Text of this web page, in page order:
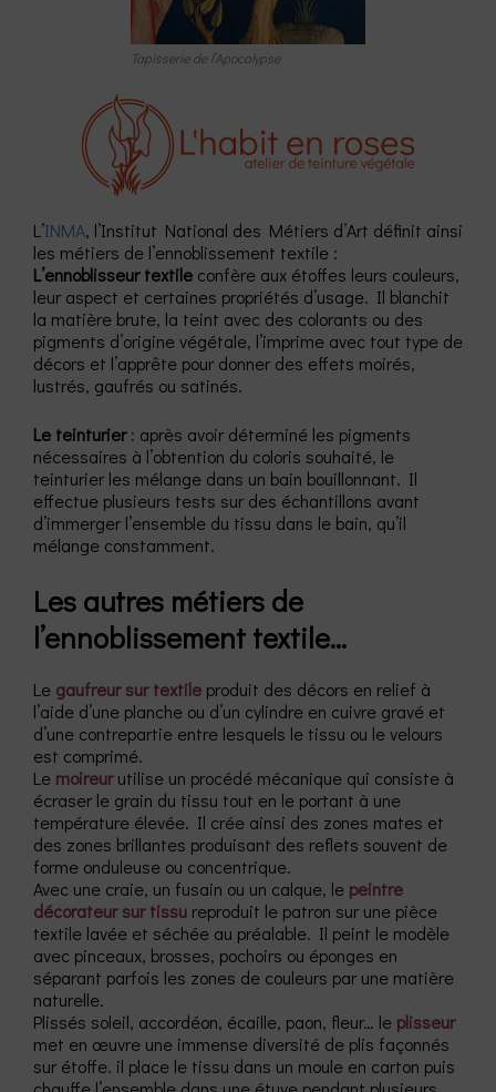
Tapisserie de l’Apocalypse
L’INMA, l’Institut National des Métiers d’Art définit ainsi
les métiers de l’ennoblissement textile :
L’ennoblisseur textile confère aux étoffes leurs couleurs,
leur aspect et certaines propriétés d’usage. Il blanchit
la matière brute, la teint avec des colorants ou des
pigments d’origine végétale, l’imprime avec tout type de
décors et l’apprête pour donner des effets moirés,
lustrés, gaufrés ou satinés.
Le teinturier: après avoir déterminé les pigments
nécessaires à l’obtention du coloris souhaité, le
teinturier les mélange dans un bain bouillonnant. Il
effectue plusieurs tests sur des échantillons avant
d’immerger l’ensemble du tissu dans le bain, qu’il
mélange constamment.
Les autres métiers de
l’ennoblissement textile…
Le gaufreur sur textile produit des décors en relief à
l’aide d’une planche ou d’un cylindre en cuivre gravé et
d’une contrepartie entre lesquels le tissu ou le velours
est comprimé.
Le moireurutilise un procédé mécanique qui consiste à
écraser le grain du tissu tout en le portant à une
température élevée. Il crée ainsi des zones mates et
des zones brillantes produisant des reflets souvent de
forme onduleuse ou concentrique.
Avec une craie, un fusain ou un calque, le peintre
décorateur sur tissu reproduit le patron sur une pièce
textile lavée et séchée au préalable. Il peint le modèle
avec pinceaux, brosses, pochoirs ou éponges en
séparant parfois les zones de couleurs par une matière
naturelle.
Plissés soleil, accordéon, écaille, paon, fleur… le plisseur
met en œuvre une immense diversité de plis façonnés
sur étoffe. il place le tissu dans un moule en carton puis